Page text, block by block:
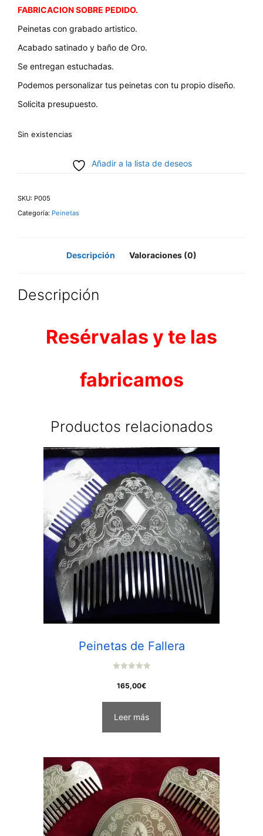
FABRICACION SOBRE PEDIDO.
Peinetas con grabado artistico.
Acabado satinado y baño de Oro.
Se entregan estuchadas.
Podemos personalizar tus peinetas con tu propio diseño.
Solicita presupuesto.
Sin existencias
Añadir a la lista de deseos
SKU: P005
Categoría: Peinetas
Descripción Valoraciones (0)
Descripción
Resérvalas y te las
fabricamos
Productos relacionados
Peinetas de Fallera
5
165,00€
Leer más